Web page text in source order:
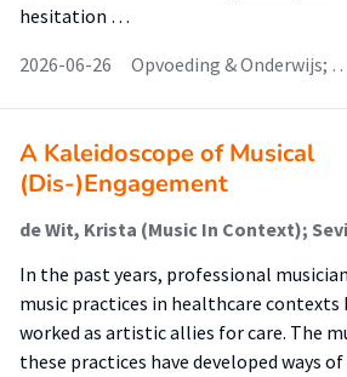
hesitation …
2026-06-26
Opvoeding & Onderwijs;
A Kaleidoscope of Musical
(Dis-)Engagement
In the past years, professional
music practices in healthcare contexts
worked as artistic allies for care. The
these practices have developed ways